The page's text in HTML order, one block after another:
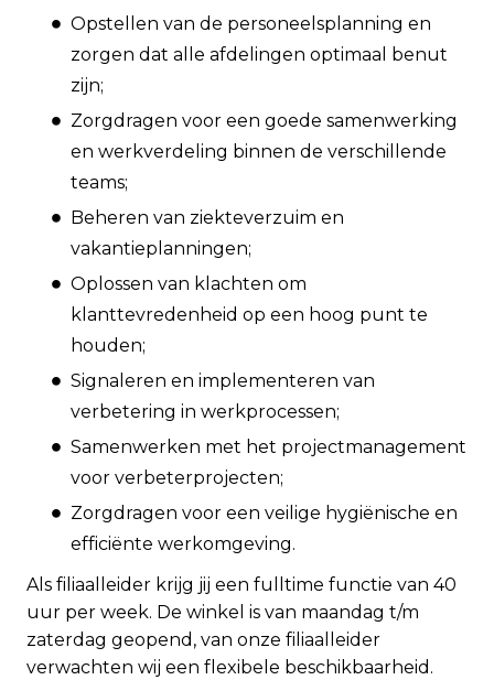
Opstellen van de personeelsplanning en
zorgen dat alle afdelingen optimaal benut
zijn;
Zorgdragen voor een goede samenwerking
en werkverdeling binnen de verschillende
teams;
Beheren van ziekteverzuim en
vakantieplanningen;
Oplossen van klachten om
klanttevredenheid op een hoog punt te
houden;
Signaleren en implementeren van
verbetering in werkprocessen;
Samenwerken met het projectmanagement
voor verbeterprojecten;
Zorgdragen voor een veilige hygiënische en
efficiënte werkomgeving.
Als filiaalleider krijg jij een fulltime functie van 40
uur per week. De winkel is van maandag t/m
zaterdag geopend, van onze filiaalleider
verwachten wij een flexibele beschikbaarheid.